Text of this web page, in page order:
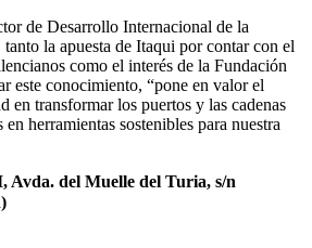
de Desarrollo Internacional de la
la apuesta de Itaqui por contar con el
como el interés de la Fundación
este conocimiento, “pone en valor el
en transformar los puertos y las cadenas
herramientas sostenibles para nuestra
Avda. del Muelle del Turia, s/n